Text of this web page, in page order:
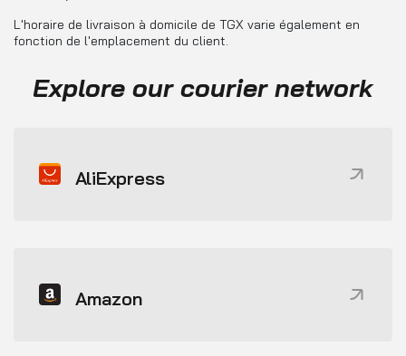
L'horaire de livraison à domicile de TGX varie également en
fonction de l'emplacement du client.
Explore our courier network
AliExpress
Amazon